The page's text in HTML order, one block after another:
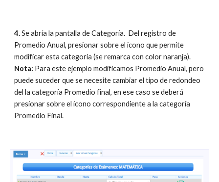
4. Se abría la pantalla de Categoría.  Del registro de
Promedio Anual, presionar sobre el icono que permite
Nota: Para este ejemplo modificamos Promedio Anual, pero
puede suceder que se necesite cambiar el tipo de redondeo
del la categoría Promedio final, en ese caso se deberá
presionar sobre el icono correspondiente a la categoría
Promedio Final.